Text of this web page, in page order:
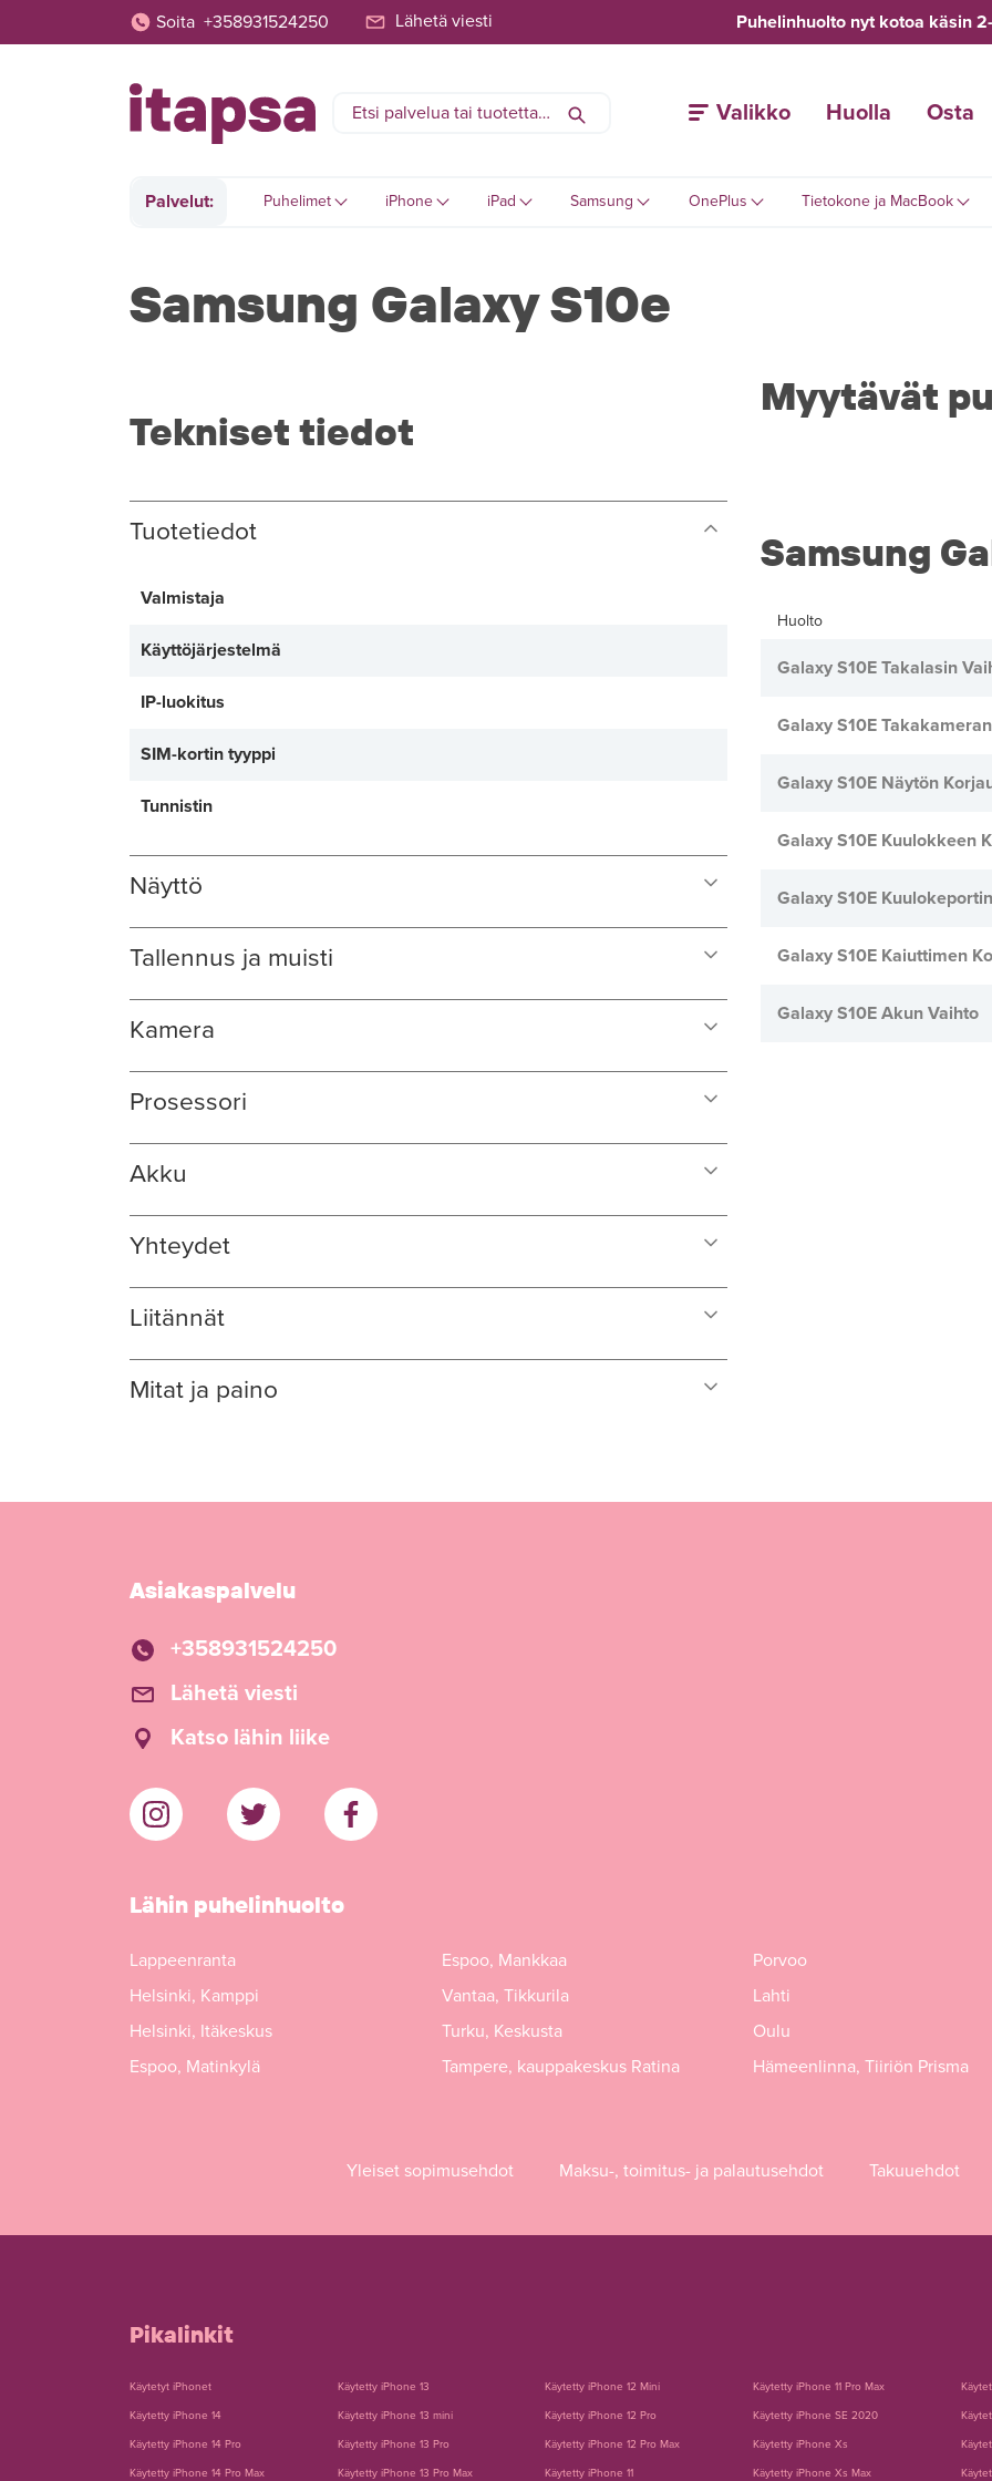
Soita +358931524250 Lähetä viesti Puhelinhuolto nyt kotoa käsin
Valikko Huolla Osta
Palvelut: Puhelimet iPhone iPad Samsung OnePlus Tietokone ja MacBook
Samsung Galaxy S10e
Tekniset tiedot
Tuotetiedot
Valmistaja
Käyttöjärjestelmä
IP-luokitus
SIM-kortin tyyppi
Tunnistin
Näyttö
Tallennus ja muisti
Kamera
Prosessori
Akku
Yhteydet
Liitännät
Mitat ja paino
Myytävät
Samsung
Huolto
Galaxy S10E Takalasin
Galaxy S10E
Galaxy S10E Näytön
Galaxy S10E Kuulokkeen
Galaxy S10E
Galaxy S10E Kaiuttimen
Galaxy S10E Akun Vaihto
Asiakaspalvelu
+358931524250
Lähetä viesti
Katso lähin liike
Lähin puhelinhuolto
Lappeenranta
Helsinki, Kamppi
Helsinki, Itäkeskus
Espoo, Matinkylä
Espoo, Mankkaa
Vantaa, Tikkurila
Turku, Keskusta
Tampere, kauppakeskus Ratina
Porvoo
Lahti
Oulu
Hämeenlinna, Tiiriön Prisma
Yleiset sopimusehdot Maksu-, toimitus- ja palautusehdot Takuuehdot
Pikalinkit
Käytetyt iPhonet
Käytetty iPhone 14
Käytetty iPhone 14 Pro
Käytetty iPhone 14 Pro Max
Käytetty iPhone 13
Käytetty iPhone 13 mini
Käytetty iPhone 13 Pro
Käytetty iPhone 13 Pro Max
Käytetty iPhone 12 Mini
Käytetty iPhone 12 Pro
Käytetty iPhone 12 Pro Max
Käytetty iPhone 11
Käytetty iPhone 11 Pro Max
Käytetty iPhone SE 2020
Käytetty iPhone Xs
Käytetty iPhone Xs Max